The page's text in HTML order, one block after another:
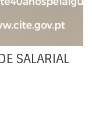
SALARIAL